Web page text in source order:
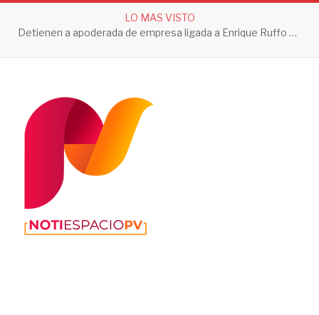
LO MAS VISTO
Detienen a apoderada de empresa ligada a Enrique Ruffo por investigación de Huachicol Fiscal